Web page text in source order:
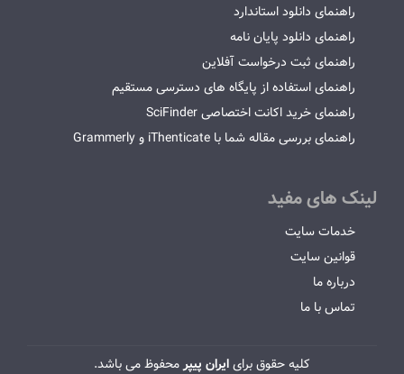
راهنمای دانلود استاندارد
راهنمای دانلود پایان نامه
راهنمای ثبت درخواست آفلاین
راهنمای استفاده از پایگاه های دسترسی مستقیم
راهنمای خرید اکانت اختصاصی SciFinder
راهنمای بررسی مقاله شما با iThenticate و Grammerly
لینک های مفید
خدمات سایت
قوانین سایت
درباره ما
تماس با ما
کلیه حقوق برایایران پیپرمحفوظ می باشد.